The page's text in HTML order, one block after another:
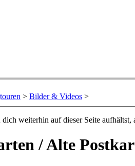
> Bilder & Videos >
weiterhin auf dieser Seite
/ Alte